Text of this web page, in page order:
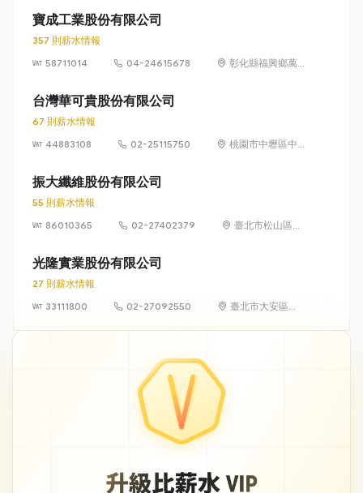
寶成工業股份有限公司
357 則薪水情報
58711014
04-24615678
彰化縣福興鄉萬
台灣華可貴股份有限公司
67 則薪水情報
44883108
02-25115750
桃園市中壢區中
振大纖維股份有限公司
55 則薪水情報
86010365
02-27402379
臺北市松山區復
光隆實業股份有限公司
27 則薪水情報
33111800
02-27092550
臺北市大安區敦